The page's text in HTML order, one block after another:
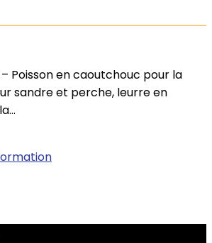
Poisson en caoutchouc pour la
sandre et perche, leurre en